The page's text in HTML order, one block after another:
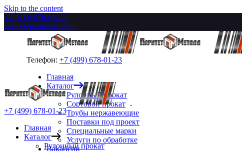
Skip to the content
+7 (499) 678-01-23
zakaz@paritetmetall.ru
Телефон: +7 (499) 678-01-23
Главная
Каталог
Рулонный прокат
Сортовой прокат
Трубы нержавеющие
Поставки под проект
Специальные марки
Услуги по обработке
Вакансии
+7 (499) 678-01-23
Главная
Каталог
Рулонный прокат